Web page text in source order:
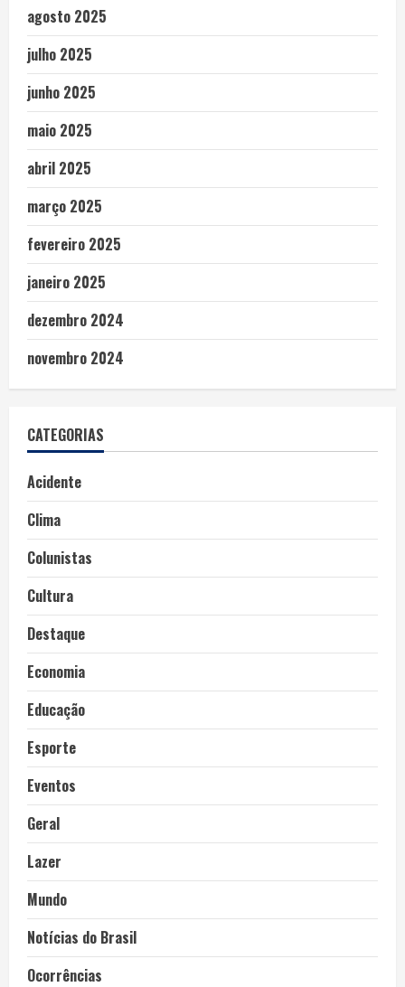
agosto 2025
julho 2025
junho 2025
maio 2025
abril 2025
março 2025
fevereiro 2025
janeiro 2025
dezembro 2024
novembro 2024
CATEGORIAS
Acidente
Clima
Colunistas
Cultura
Destaque
Economia
Educação
Esporte
Eventos
Geral
Lazer
Mundo
Notícias do Brasil
Ocorrências